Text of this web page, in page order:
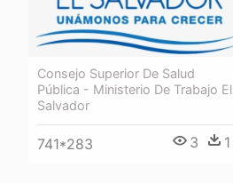
Consejo Superior De Salud
Pública - Ministerio De Trabajo El
Salvador
741*283 3 1